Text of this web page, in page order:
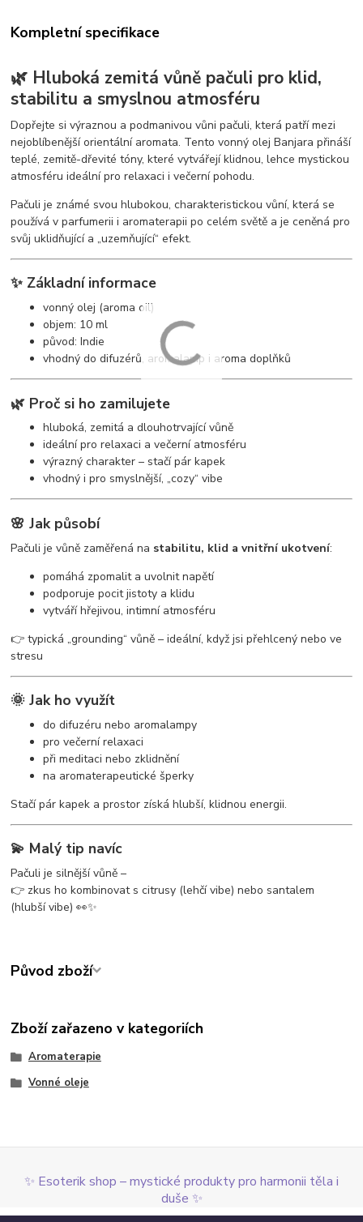
Kompletní specifikace
🌿 Hluboká zemitá vůně pačuli pro klid,
stabilitu a smyslnou atmosféru
Dopřejte si výraznou a podmanivou vůni pačuli, která patří mezi
nejoblíbenější orientální aromata. Tento vonný olej Banjara přináší
teplé, zemitě-dřevité tóny, které vytvářejí klidnou, lehce mystickou
atmosféru ideální pro relaxaci i večerní pohodu.
Pačuli je známé svou hlubokou, charakteristickou vůní, která se
používá v parfumerii i aromaterapii po celém světě a je ceněná pro
svůj uklidňující a „uzemňující“ efekt.
✨ Základní informace
vonný olej (aroma oil)
objem: 10 ml
původ: Indie
vhodný do difuzérů, aromalamp i aroma doplňků
🌿 Proč si ho zamilujete
hluboká, zemitá a dlouhotrvající vůně
ideální pro relaxaci a večerní atmosféru
výrazný charakter – stačí pár kapek
vhodný i pro smyslnější, „cozy“ vibe
🌸 Jak působí
Pačuli je vůně zaměřená na stabilitu, klid a vnitřní ukotvení:
pomáhá zpomalit a uvolnit napětí
podporuje pocit jistoty a klidu
vytváří hřejivou, intimní atmosféru
👉 typická „grounding“ vůně – ideální, když jsi přehlcený nebo ve
stresu
🌞 Jak ho využít
do difuzéru nebo aromalampy
pro večerní relaxaci
při meditaci nebo zklidnění
na aromaterapeutické šperky
Stačí pár kapek a prostor získá hlubší, klidnou energii.
💫 Malý tip navíc
Pačuli je silnější vůně –
👉 zkus ho kombinovat s citrusy (lehčí vibe) nebo santalem
(hlubší vibe) 👀✨
Původ zboží
Zboží zařazeno v kategoriích
Aromaterapie
Vonné oleje
✨ Esoterik shop – mystické produkty pro harmonii těla i
duše ✨